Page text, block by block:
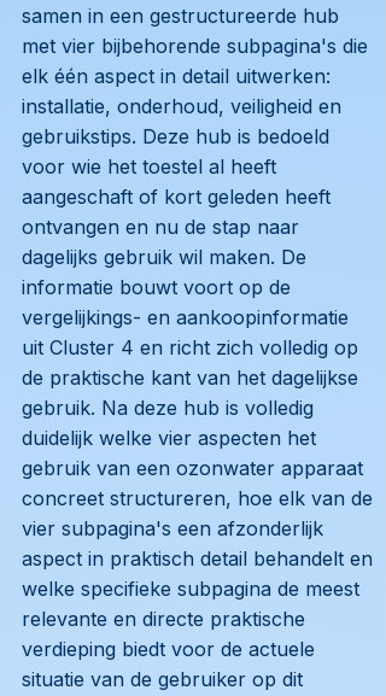
samen in een gestructureerde hub
met vier bijbehorende subpagina's die
elk één aspect in detail uitwerken:
installatie, onderhoud, veiligheid en
gebruikstips. Deze hub is bedoeld
voor wie het toestel al heeft
aangeschaft of kort geleden heeft
ontvangen en nu de stap naar
dagelijks gebruik wil maken. De
informatie bouwt voort op de
vergelijkings- en aankoopinformatie
uit Cluster 4 en richt zich volledig op
de praktische kant van het dagelijkse
gebruik. Na deze hub is volledig
duidelijk welke vier aspecten het
gebruik van een ozonwater apparaat
concreet structureren, hoe elk van de
vier subpagina's een afzonderlijk
aspect in praktisch detail behandelt en
welke specifieke subpagina de meest
relevante en directe praktische
verdieping biedt voor de actuele
situatie van de gebruiker op dit